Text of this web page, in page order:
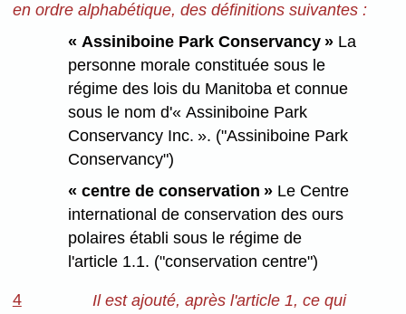
en ordre alphabétique, des définitions suivantes :
« Assiniboine Park Conservancy » La
personne morale constituée sous le
régime des lois du Manitoba et connue
sous le nom d'« Assiniboine Park
Conservancy Inc. ». ("Assiniboine Park
Conservancy")
« centre de conservation » Le Centre
international de conservation des ours
polaires établi sous le régime de
l'article 1.1. ("conservation centre")
4
Il est ajouté, après l'article 1, ce qui